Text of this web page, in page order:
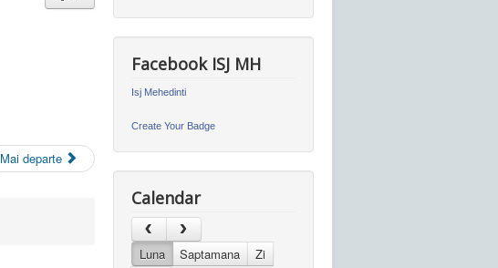
Mai departe
Facebook ISJ MH
Isj Mehedinti
Create Your Badge
Calendar
Luna Saptamana
Zi